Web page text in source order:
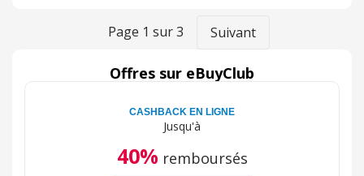
Tinder et si vous voulez du sérieux, foncez. Le site est
ergonomique et très intuitif, il y a pas mal d'évènements
Page 1 sur3 Suivant
Offres sur eBuyClub
CASHBACK EN LIGNE
Jusqu'à
40% remboursés